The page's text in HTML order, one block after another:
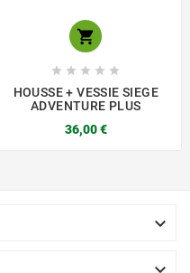

    
HOUSSE + VESSIE SIEGE
ADVENTURE PLUS
36,00 €
